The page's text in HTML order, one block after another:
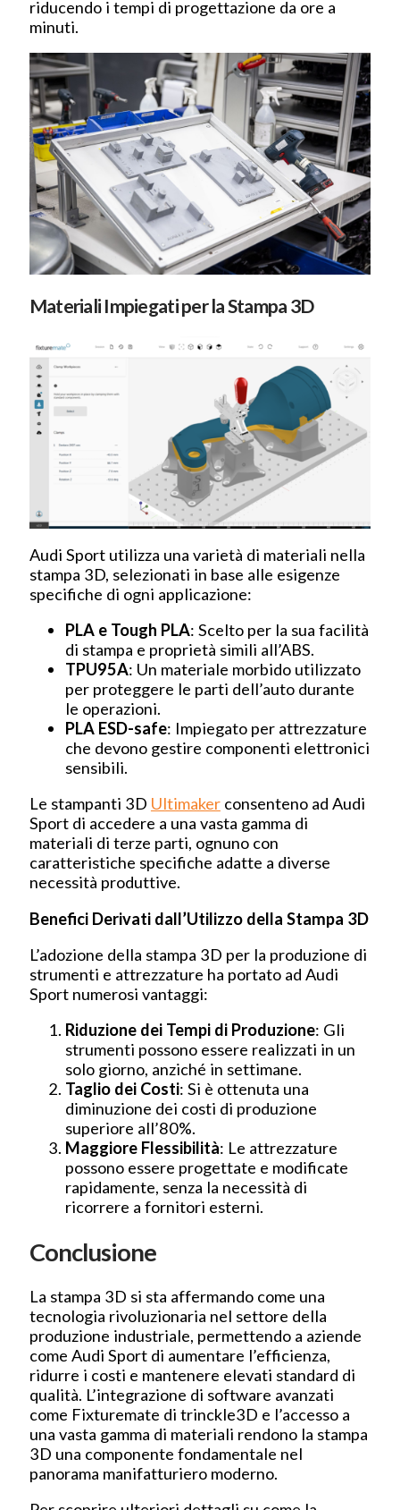
riducendo i tempi di progettazione da ore a
minuti.
Materiali Impiegati per la Stampa 3D
Audi Sport utilizza una varietà di materiali nella
stampa 3D, selezionati in base alle esigenze
specifiche di ogni applicazione:
PLA e Tough PLA: Scelto per la sua facilità
di stampa e proprietà simili all’ABS.
TPU95A: Un materiale morbido utilizzato
per proteggere le parti dell’auto durante
le operazioni.
PLA ESD-safe: Impiegato per attrezzature
che devono gestire componenti elettronici
sensibili.
Le stampanti 3D Ultimakerconsenteno ad Audi
Sport di accedere a una vasta gamma di
materiali di terze parti, ognuno con
caratteristiche specifiche adatte a diverse
necessità produttive.
Benefici Derivati dall’Utilizzo della Stampa 3D
L’adozione della stampa 3D per la produzione di
strumenti e attrezzature ha portato ad Audi
Sport numerosi vantaggi:
Riduzione dei Tempi di Produzione: Gli
strumenti possono essere realizzati in un
solo giorno, anziché in settimane.
Taglio dei Costi: Si è ottenuta una
diminuzione dei costi di produzione
superiore all’80%.
Maggiore Flessibilità: Le attrezzature
possono essere progettate e modificate
rapidamente, senza la necessità di
ricorrere a fornitori esterni.
Conclusione
La stampa 3D si sta affermando come una
tecnologia rivoluzionaria nel settore della
produzione industriale, permettendo a aziende
come Audi Sport di aumentare l’efficienza,
ridurre i costi e mantenere elevati standard di
qualità. L’integrazione di software avanzati
come Fixturemate di trinckle3D e l’accesso a
una vasta gamma di materiali rendono la stampa
3D una componente fondamentale nel
panorama manifatturiero moderno.